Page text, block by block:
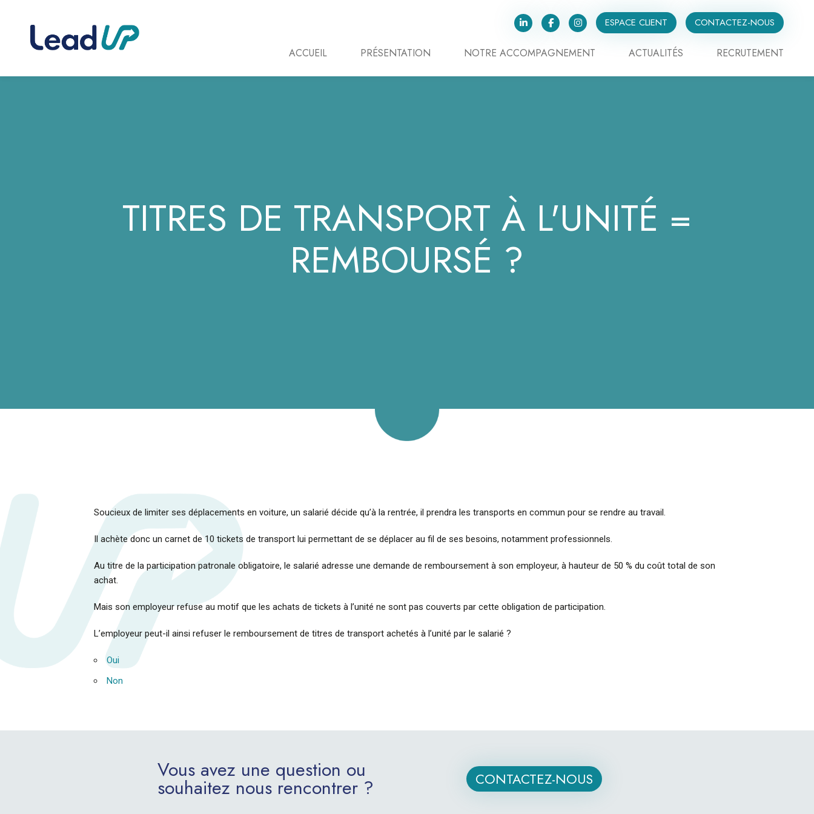
ESPACE CLIENT CONTACTEZ-NOUS
ACCUEIL PRÉSENTATION NOTRE ACCOMPAGNEMENT ACTUALITÉS RECRUTEMENT
TITRES DE TRANSPORT À L'UNITÉ =
REMBOURSÉ ?
Soucieux de limiter ses déplacements en voiture, un salarié décide qu’à la rentrée, il prendra les transports en commun pour se rendre au travail.
Il achète donc un carnet de 10 tickets de transport lui permettant de se déplacer au fil de ses besoins, notamment professionnels.
Au titre de la participation patronale obligatoire, le salarié adresse une demande de remboursement à son employeur, à hauteur de 50 % du coût total de son
achat.
Mais son employeur refuse au motif que les achats de tickets à l’unité ne sont pas couverts par cette obligation de participation.
L’employeur peut-il ainsi refuser le remboursement de titres de transport achetés à l’unité par le salarié ?
Oui
Non
Vous avez une question ou
souhaitez nous rencontrer ? CONTACTEZ-NOUS